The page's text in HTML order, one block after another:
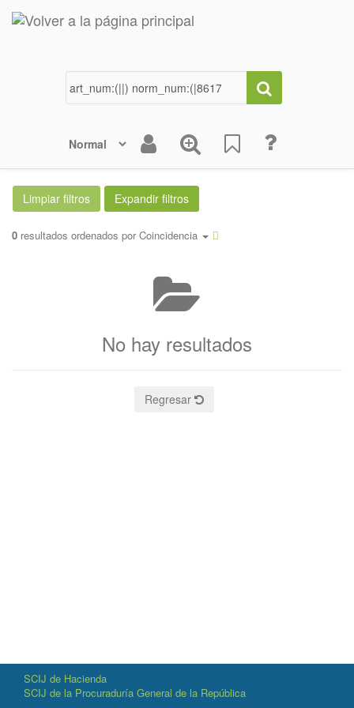
0 resultados ordenados por Coincidencia
No hay resultados
Regresar
SCIJ de Hacienda
SCIJ de la Procuraduría General de la República